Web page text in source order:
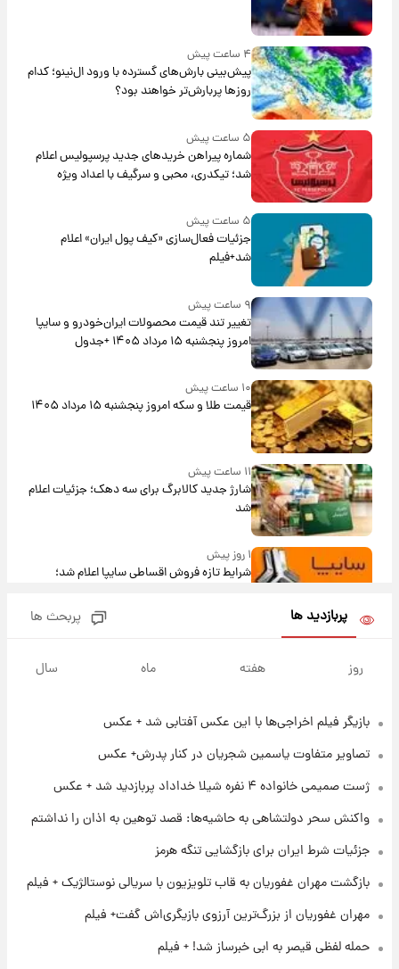
۴ ساعت پیش
پیش‌بینی بارش‌های گسترده با ورود ال‌نینو؛ کدام
روزها پربارش‌تر خواهند بود؟
۵ ساعت پیش
شماره پیراهن خریدهای جدید پرسپولیس اعلام
شد؛ تیکدری، محبی و سرگیف با اعداد ویژه
۵ ساعت پیش
جزئیات فعال‌سازی «کیف پول ایران» اعلام
شد+فیلم
۹ ساعت پیش
تغییر تند قیمت محصولات ایران‌خودرو و سایپا
امروز پنجشنبه ۱۵ مرداد ۱۴۰۵ +جدول
۱۰ ساعت پیش
قیمت طلا و سکه امروز پنجشنبه ۱۵ مرداد ۱۴۰۵
۱۱ ساعت پیش
شارژ جدید کالابرگ برای سه دهک؛ جزئیات اعلام
شد
۱ روز پیش
شرایط تازه فروش اقساطی سایپا اعلام شد؛
قیمت سکه و طلا فردا
۱۶ ساعت پیش
فال قهوه روزانه پنجشنبه ۱۵ مرداد ماه ۱۴۰۵
۱۸ ساعت پیش
فال روزانه واقعی پنجشنبه ۱۵ مرداد ۱۴۰۵
پربازدید ها پربحث ها
روز هفته ماه سال
بازیگر فیلم اخراجی‌ها با این عکس آفتابی شد + عکس
تصاویر متفاوت یاسمین شجریان در کنار پدرش+ عکس
ژست صمیمی خانواده ۴ نفره شیلا خداداد پربازدید شد + عکس
واکنش سحر دولتشاهی به حاشیه‌ها: قصد توهین به اذان را نداشتم
جزئیات شرط ایران برای بازگشایی تنگه هرمز
بازگشت مهران غفوریان به قاب تلویزیون با سریالی نوستالژیک + فیلم
مهران غفوریان از بزرگ‌ترین آرزوی بازیگری‌اش گفت+ فیلم
حمله لفظی قیصر به ابی خبرساز شد! + فیلم